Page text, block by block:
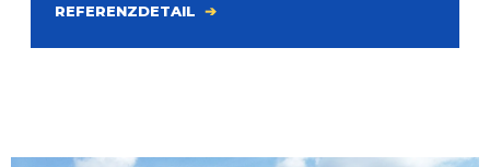
REFERENZDETAIL